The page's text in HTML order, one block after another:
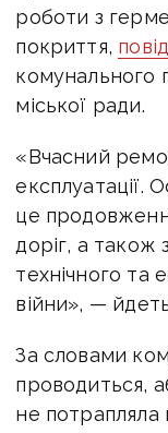
роботи з
покриття,
комунального
міської ради.
«Вчасний
експлуатації.
це
доріг, а також
технічного та
війни», —
За словами
проводиться,
не